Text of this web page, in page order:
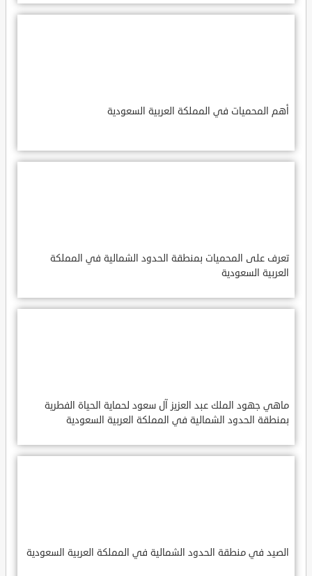
أهم المحميات في المملكة العربية السعودية
تعرف على المحميات بمنطقة الحدود الشمالية في المملكة
العربية السعودية
ماهي جهود الملك عبد العزيز آل سعود لحماية الحياة الفطرية
بمنطقة الحدود الشمالية في المملكة العربية السعودية
الصيد في منطقة الحدود الشمالية في المملكة العربية السعودية